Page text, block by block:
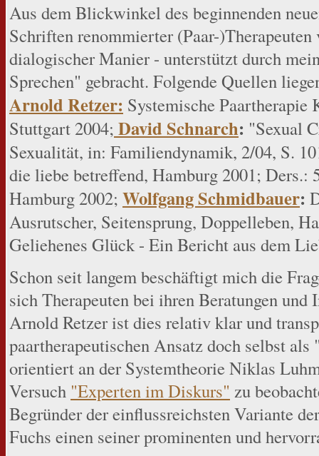
Aus dem Blickwinkel des beginnenden
Schriften renommierter (Paar-
dialogischer Manier - unterstützt durch
Sprechen" gebracht. Folgende Quellen
Arnold Retzer: Systemische Paartherapie
Stuttgart 2004; David Schnarch: "Sexual
Sexualität, in: Familiendynamik, 2/04, S.
die liebe betreffend, Hamburg 2001; Ders.:
Hamburg 2002; Wolfgang Schmidbauer:
Ausrutscher, Seitensprung, Doppelleben,
Geliehenes Glück - Ein Bericht aus dem
Schon seit langem beschäftigt mich die
sich Therapeuten bei ihren Beratungen und
Arnold Retzer ist dies relativ klar und
paartherapeutischen Ansatz doch selbst als
orientiert an der Systemtheorie Niklas
Versuch "Experten im Diskurs" zu
Begründer der einflussreichsten Variante
Fuchs einen seiner prominenten und